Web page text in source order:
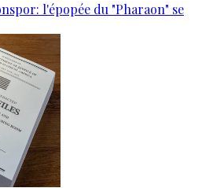
l'épopée du "Pharaon" se